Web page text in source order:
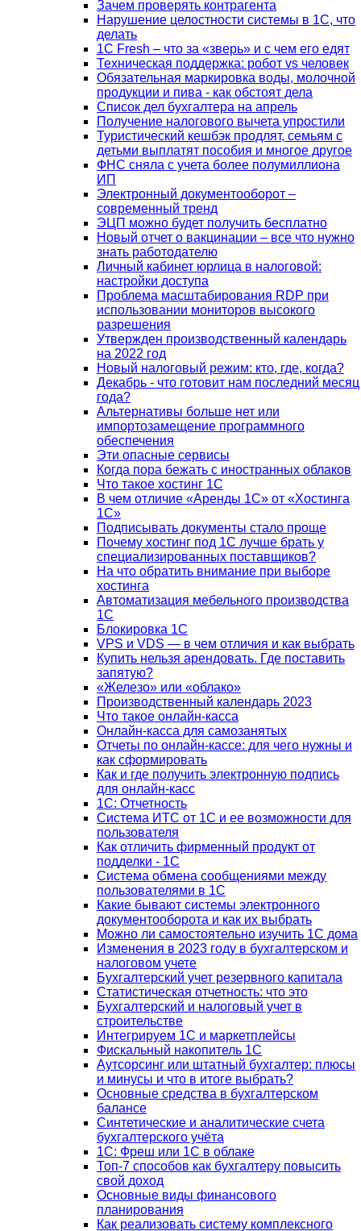
Зачем проверять контрагента
Нарушение целостности системы в 1С, что
делать
1С Fresh – что за «зверь» и с чем его едят
Техническая поддержка: робот vs человек
Обязательная маркировка воды, молочной
продукции и пива - как обстоят дела
Список дел бухгалтера на апрель
Получение налогового вычета упростили
Туристический кешбэк продлят, семьям с
детьми выплатят пособия и многое другое
ФНС сняла с учета более полумиллиона
ИП
Электронный документооборот –
современный тренд
ЭЦП можно будет получить бесплатно
Новый отчет о вакцинации – все что нужно
знать работодателю
Личный кабинет юрлица в налоговой:
настройки доступа
Проблема масштабирования RDP при
использовании мониторов высокого
разрешения
Утвержден производственный календарь
на 2022 год
Новый налоговый режим: кто, где, когда?
Декабрь - что готовит нам последний месяц
года?
Альтернативы больше нет или
импортозамещение программного
обеспечения
Эти опасные сервисы
Когда пора бежать с иностранных облаков
Что такое хостинг 1С
В чем отличие «Аренды 1С» от «Хостинга
1С»
Подписывать документы стало проще
Почему хостинг под 1С лучше брать у
специализированных поставщиков?
На что обратить внимание при выборе
хостинга
Автоматизация мебельного производства
1С
Блокировка 1С
VPS и VDS — в чем отличия и как выбрать
Купить нельзя арендовать. Где поставить
запятую?
«Железо» или «облако»
Производственный календарь 2023
Что такое онлайн-касса
Онлайн-касса для самозанятых
Отчеты по онлайн-кассе: для чего нужны и
как сформировать
Как и где получить электронную подпись
для онлайн-касс
1С: Отчетность
Система ИТС от 1С и ее возможности для
пользователя
Как отличить фирменный продукт от
подделки - 1С
Система обмена сообщениями между
пользователями в 1С
Какие бывают системы электронного
документооборота и как их выбрать
Можно ли самостоятельно изучить 1С дома
Изменения в 2023 году в бухгалтерском и
налоговом учете
Бухгалтерский учет резервного капитала
Статистическая отчетность: что это
Бухгалтерский и налоговый учет в
строительстве
Интегрируем 1С и маркетплейсы
Фискальный накопитель 1С
Аутсорсинг или штатный бухгалтер: плюсы
и минусы и что в итоге выбрать?
Основные средства в бухгалтерском
балансе
Синтетические и аналитические счета
бухгалтерского учёта
1C: Фреш или 1С в облаке
Топ-7 способов как бухгалтеру повысить
свой доход
Основные виды финансового
планирования
Как реализовать систему комплексного